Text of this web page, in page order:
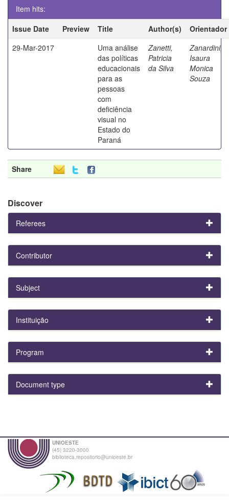
Item hits:
Issue Date
Preview Title Author(s)
Orientador
29-Mar-2017
Uma análise
das políticas
educacionais
para as
pessoas
com
deficiência
visual no
Estado do
Paraná
Zanetti,
Patricia
da Silva
Zanardini,
Isaura
Monica
Souza
Share
Discover
Referees
Contributor
Subject
Instituição
Program
Document type
UNIOESTE
(45) 3220-3000
biblioteca.repositorio@unioeste.br